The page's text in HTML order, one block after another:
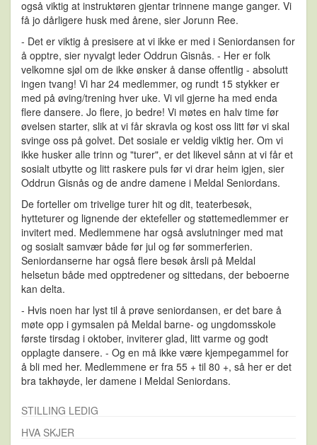
også viktig at instruktøren gjentar trinnene mange ganger. Vi
få jo dårligere husk med årene, sier Jorunn Ree.
- Det er viktig å presisere at vi ikke er med i Seniordansen for
å opptre, sier nyvalgt leder Oddrun Gisnås. - Her er folk
velkomne sjøl om de ikke ønsker å danse offentlig - absolutt
ingen tvang! Vi har 24 medlemmer, og rundt 15 stykker er
med på øving/trening hver uke. Vi vil gjerne ha med enda
flere dansere. Jo flere, jo bedre! Vi møtes en halv time før
øvelsen starter, slik at vi får skravla og kost oss litt før vi skal
svinge oss på golvet. Det sosiale er veldig viktig her. Om vi
ikke husker alle trinn og "turer", er det likevel sånn at vi får et
sosialt utbytte og litt raskere puls før vi drar heim igjen, sier
Oddrun Gisnås og de andre damene i Meldal Seniordans.
De forteller om trivelige turer hit og dit, teaterbesøk,
hytteturer og lignende der ektefeller og støttemedlemmer er
invitert med. Medlemmene har også avslutninger med mat
og sosialt samvær både før jul og før sommerferien.
Seniordanserne har også flere besøk årsli på Meldal
helsetun både med opptredener og sittedans, der beboerne
kan delta.
- Hvis noen har lyst til å prøve seniordansen, er det bare å
møte opp i gymsalen på Meldal barne- og ungdomsskole
første tirsdag i oktober, inviterer glad, litt varme og godt
opplagte dansere. - Og en må ikke være kjempegammel for
å bli med her. Medlemmene er fra 55 + til 80 +, så her er det
bra takhøyde, ler damene i Meldal Seniordans.
STILLING LEDIG
HVA SKJER